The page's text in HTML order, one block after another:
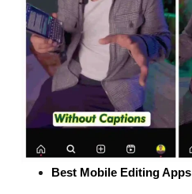
Best Mobile Editing Apps